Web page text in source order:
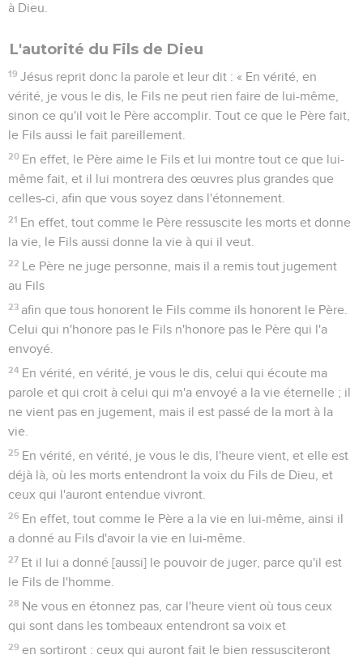
à Dieu.
L'autorité du Fils de Dieu
19 Jésus reprit donc la parole et leur dit : « En vérité, en
vérité, je vous le dis, le Fils ne peut rien faire de lui-même,
sinon ce qu'il voit le Père accomplir. Tout ce que le Père fait,
le Fils aussi le fait pareillement.
20 En effet, le Père aime le Fils et lui montre tout ce que lui-
même fait, et il lui montrera des œuvres plus grandes que
celles-ci, afin que vous soyez dans l'étonnement.
21 En effet, tout comme le Père ressuscite les morts et donne
la vie, le Fils aussi donne la vie à qui il veut.
22 Le Père ne juge personne, mais il a remis tout jugement
au Fils
23 afin que tous honorent le Fils comme ils honorent le Père.
Celui qui n'honore pas le Fils n'honore pas le Père qui l'a
envoyé.
24 En vérité, en vérité, je vous le dis, celui qui écoute ma
parole et qui croit à celui qui m'a envoyé a la vie éternelle ; il
ne vient pas en jugement, mais il est passé de la mort à la
vie.
25 En vérité, en vérité, je vous le dis, l'heure vient, et elle est
déjà là, où les morts entendront la voix du Fils de Dieu, et
ceux qui l'auront entendue vivront.
26 En effet, tout comme le Père a la vie en lui-même, ainsi il
a donné au Fils d'avoir la vie en lui-même.
27 Et il lui a donné [aussi] le pouvoir de juger, parce qu'il est
le Fils de l'homme.
28 Ne vous en étonnez pas, car l'heure vient où tous ceux
qui sont dans les tombeaux entendront sa voix et
29 en sortiront : ceux qui auront fait le bien ressusciteront